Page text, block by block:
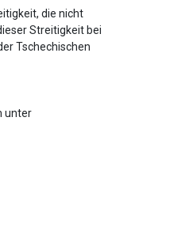
die nicht
Streitigkeit bei
Tschechischen
unter